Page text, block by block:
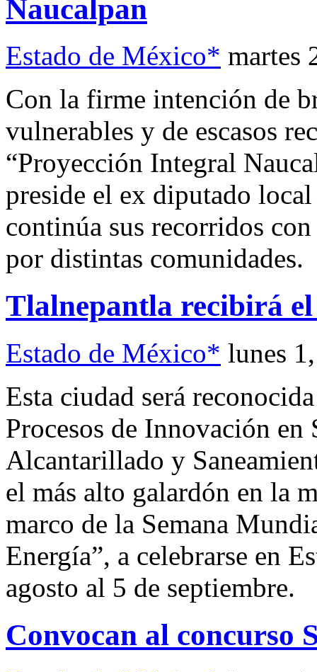
Naucalpan
Estado de México* martes
Con la firme intención de
vulnerables y de escasos
“Proyección Integral
preside el ex diputado
continúa sus recorridos
por distintas comunidades.
Tlalnepantla recibirá
Estado de México* lunes
Esta ciudad será
Procesos de Innovación
Alcantarillado y
el más alto galardón en la
marco de la Semana
Energía”, a celebrarse en
agosto al 5 de septiembre.
Convocan al concurso